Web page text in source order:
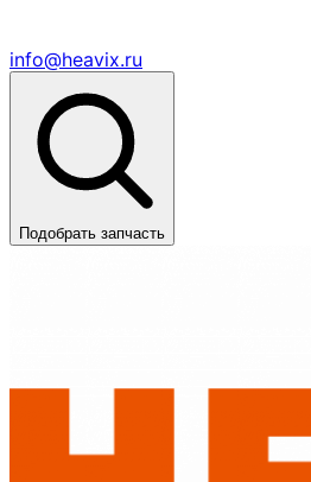
info@heavix.ru
Подобрать запчасть